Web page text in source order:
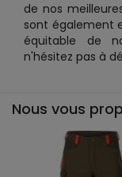
de nos
sont également
équitable de
n'hésitez pas à
Nous vous